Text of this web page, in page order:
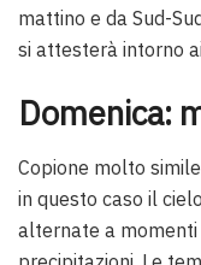
mattino e da Sud-
si attesterà intorno
Domenica:
Copione molto
in questo caso il
alternate a momenti